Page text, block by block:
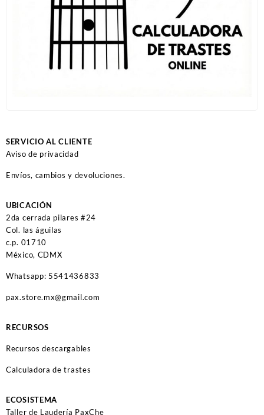
SERVICIO AL CLIENTE
Aviso de privacidad
Envíos, cambios y devoluciones.
UBICACIÓN
2da cerrada pilares #24
Col. las águilas
c.p. 01710
México, CDMX
Whatsapp: 5541436833
pax.store.mx@gmail.com
RECURSOS
Recursos descargables
Calculadora de trastes
ECOSISTEMA
Taller de Laudería PaxChe